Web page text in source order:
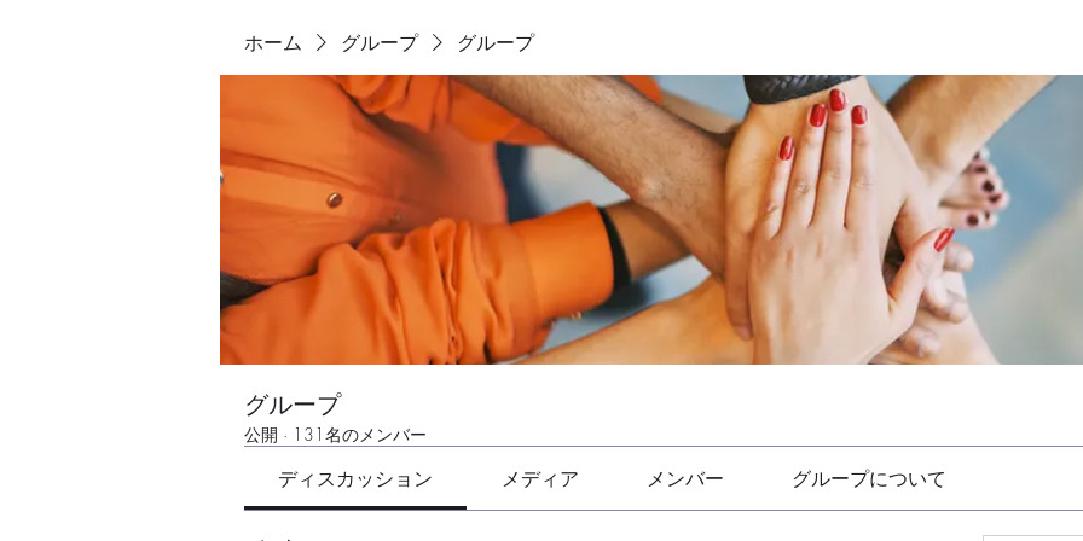
ホーム グループ グループ
グループ
公開 · 131名のメンバー
ディスカッション メディア メンバー グループについて